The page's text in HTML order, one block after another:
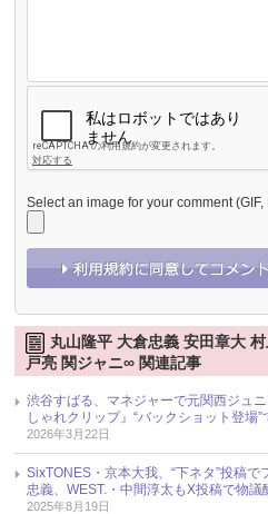
Select an image for your comment (GIF,
丸山隆平 大倉忠義 安田章大
戸亮 関ジャニ∞ 関連記事
渋谷すばる、マネジャーで元関西ジュ
しゃれクリップ』“バックショット登場”
2026年3月22日
SixTONES・京本大我、“下ネタ”投稿
忠義、WEST.・中間淳太もX投稿で物議
2025年8月19日